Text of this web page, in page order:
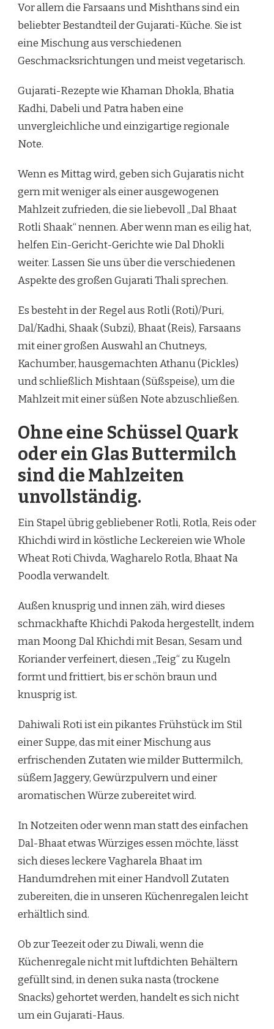
Vor allem die Farsaans und Mishthans sind ein
beliebter Bestandteil der Gujarati-Küche. Sie ist
eine Mischung aus verschiedenen
Geschmacksrichtungen und meist vegetarisch.
Gujarati-Rezepte wie Khaman Dhokla, Bhatia
Kadhi, Dabeli und Patra haben eine
unvergleichliche und einzigartige regionale
Note.
Wenn es Mittag wird, geben sich Gujaratis nicht
gern mit weniger als einer ausgewogenen
Mahlzeit zufrieden, die sie liebevoll „Dal Bhaat
Rotli Shaak“ nennen. Aber wenn man es eilig hat,
helfen Ein-Gericht-Gerichte wie Dal Dhokli
weiter. Lassen Sie uns über die verschiedenen
Aspekte des großen Gujarati Thali sprechen.
Es besteht in der Regel aus Rotli (Roti)/Puri,
Dal/Kadhi, Shaak (Subzi), Bhaat (Reis), Farsaans
mit einer großen Auswahl an Chutneys,
Kachumber, hausgemachten Athanu (Pickles)
und schließlich Mishtaan (Süßspeise), um die
Mahlzeit mit einer süßen Note abzuschließen.
Ohne eine Schüssel Quark
oder ein Glas Buttermilch
sind die Mahlzeiten
unvollständig.
Ein Stapel übrig gebliebener Rotli, Rotla, Reis oder
Khichdi wird in köstliche Leckereien wie Whole
Wheat Roti Chivda, Wagharelo Rotla, Bhaat Na
Poodla verwandelt.
Außen knusprig und innen zäh, wird dieses
schmackhafte Khichdi Pakoda hergestellt, indem
man Moong Dal Khichdi mit Besan, Sesam und
Koriander verfeinert, diesen „Teig“ zu Kugeln
formt und frittiert, bis er schön braun und
knusprig ist.
Dahiwali Roti ist ein pikantes Frühstück im Stil
einer Suppe, das mit einer Mischung aus
erfrischenden Zutaten wie milder Buttermilch,
süßem Jaggery, Gewürzpulvern und einer
aromatischen Würze zubereitet wird.
In Notzeiten oder wenn man statt des einfachen
Dal-Bhaat etwas Würziges essen möchte, lässt
sich dieses leckere Vagharela Bhaat im
Handumdrehen mit einer Handvoll Zutaten
zubereiten, die in unseren Küchenregalen leicht
erhältlich sind.
Ob zur Teezeit oder zu Diwali, wenn die
Küchenregale nicht mit luftdichten Behältern
gefüllt sind, in denen suka nasta (trockene
Snacks) gehortet werden, handelt es sich nicht
um ein Gujarati-Haus.